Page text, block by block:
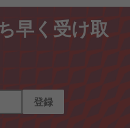
早く受け取
登録